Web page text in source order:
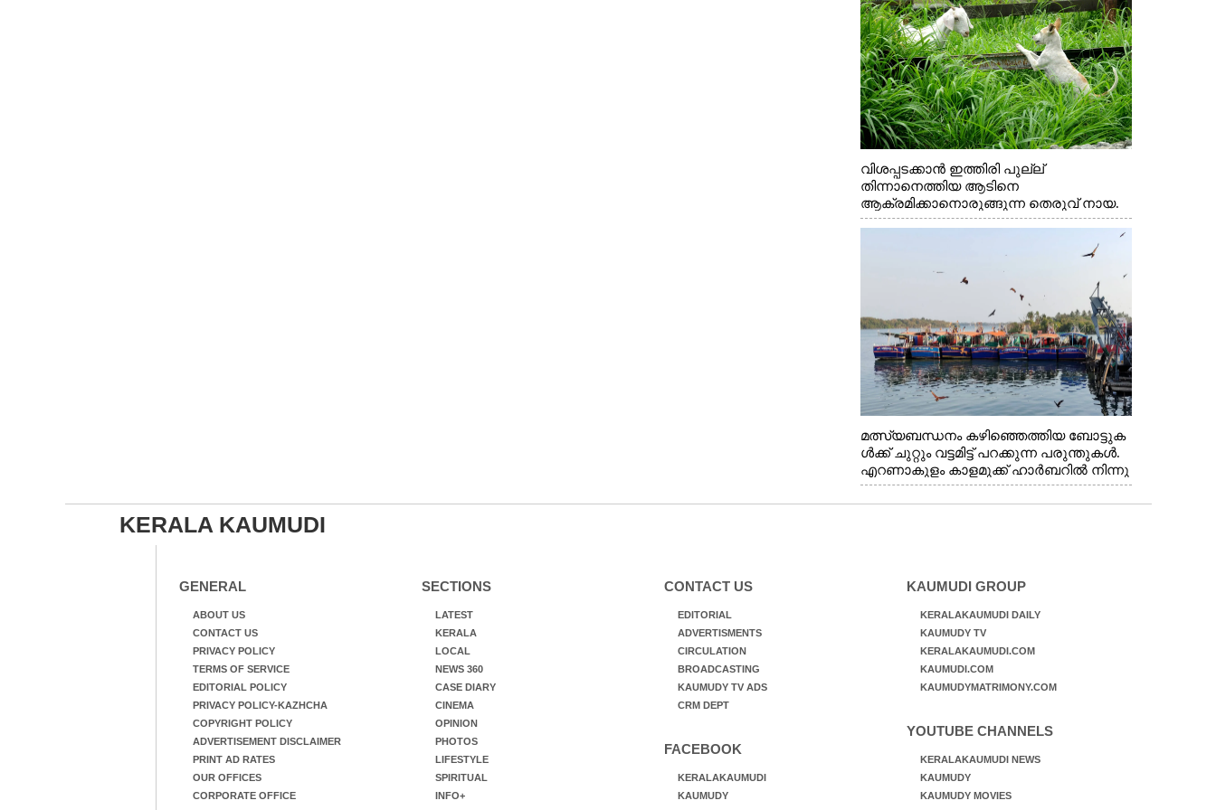
വിശപ്പടക്കാൻ ഇത്തിരി പുല്ല്
തിന്നാനെത്തിയ ആടിനെ
ആക്രമിക്കാനൊരുങ്ങുന്ന തെരുവ് നായ.
എറണാകുളം വാത്തുരുത്തിയിൽ നിന്നുള്ള
മത്സ്യബന്ധനം കഴിഞ്ഞെത്തിയ ബോട്ടുക
ൾക്ക് ചുറ്റും വട്ടമിട്ട് പറക്കുന്ന പരുന്തുകൾ.
എറണാകുളം കാളമുക്ക് ഹാർബറിൽ നിന്നു
ള്ള കാഴ്ച
KERALA KAUMUDI
GENERAL
ABOUT US
CONTACT US
PRIVACY POLICY
TERMS OF SERVICE
EDITORIAL POLICY
PRIVACY POLICY-KAZHCHA
COPYRIGHT POLICY
ADVERTISEMENT DISCLAIMER
PRINT AD RATES
OUR OFFICES
CORPORATE OFFICE
SECTIONS
LATEST
KERALA
LOCAL
NEWS 360
CASE DIARY
CINEMA
OPINION
PHOTOS
LIFESTYLE
SPIRITUAL
INFO+
CONTACT US
EDITORIAL
ADVERTISMENTS
CIRCULATION
BROADCASTING
KAUMUDY TV ADS
CRM DEPT
FACEBOOK
KERALAKAUMUDI
KAUMUDY
KAUMUDI GROUP
KERALAKAUMUDI DAILY
KAUMUDY TV
KERALAKAUMUDI.COM
KAUMUDI.COM
KAUMUDYMATRIMONY.COM
YOUTUBE CHANNELS
KERALAKAUMUDI NEWS
KAUMUDY
KAUMUDY MOVIES